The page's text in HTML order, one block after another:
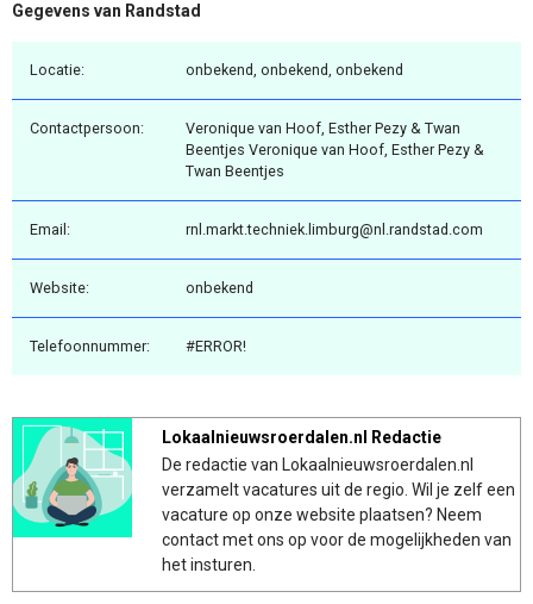
Gegevens van Randstad
Locatie: onbekend, onbekend, onbekend
Contactpersoon:
Veronique van Hoof, Esther Pezy & Twan
Beentjes Veronique van Hoof, Esther Pezy &
Twan Beentjes
Email: rnl.markt.techniek.limburg@nl.randstad.com
Website: onbekend
Telefoonnummer: #ERROR!
Lokaalnieuwsroerdalen.nl Redactie
De redactie van Lokaalnieuwsroerdalen.nl
verzamelt vacatures uit de regio. Wil je zelf een
vacature op onze website plaatsen? Neem
contact met ons op voor de mogelijkheden van
het insturen.